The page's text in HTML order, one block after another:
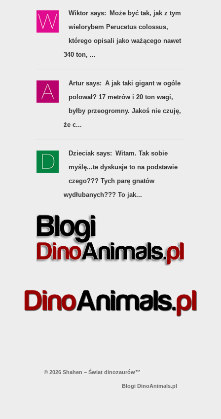
Wiktor says:
Może być tak, jak z tym
wielorybem Perucetus colossus,
którego opisali jako ważącego nawet
340 ton, ...
Artur says: A jak taki gigant w ogóle
polował? 17 metrów i 20 ton wagi,
byłby przeogromny. Jakoś nie czuję,
że c...
Dzieciak says: Witam. Tak sobie
myślę...te dyskusje to na podstawie
czego??? Tych parę gnatów
wydłubanych??? To jak...
© 2026 Shahen – Świat dinozaurów™
Blogi DinoAnimals.pl